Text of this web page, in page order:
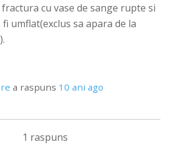
cu vase de sange rupte si
fi umflat(exclus sa apara de la
a raspuns 10 ani ago
1 raspuns